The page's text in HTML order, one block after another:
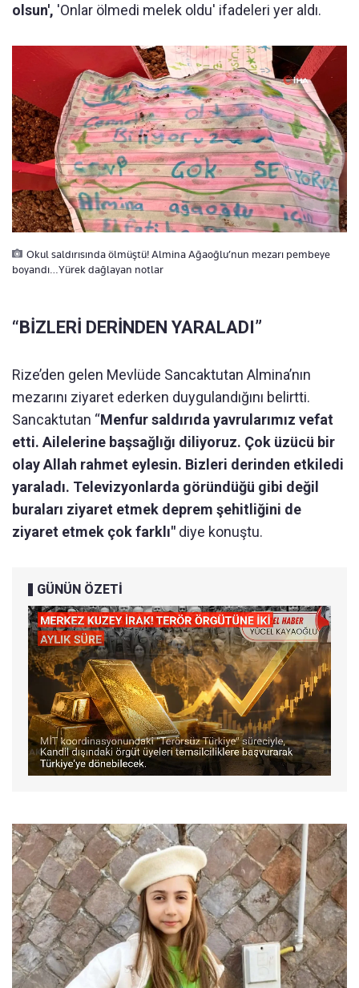
olsun', 'Onlar ölmedi melek oldu' ifadeleri yer aldı.
Okul saldırısında ölmüştü! Almina Ağaoğlu’nun mezarı pembeye
boyandı…Yürek dağlayan notlar
“BİZLERİ DERİNDEN YARALADI”
Rize’den gelen Mevlüde Sancaktutan Almina’nın
mezarını ziyaret ederken duygulandığını belirtti.
Sancaktutan “Menfur saldırıda yavrularımız vefat
etti. Ailelerine başsağlığı diliyoruz. Çok üzücü bir
olay Allah rahmet eylesin. Bizleri derinden etkiledi
yaraladı. Televizyonlarda göründüğü gibi değil
buraları ziyaret etmek deprem şehitliğini de
ziyaret etmek çok farklı" diye konuştu.
GÜNÜN ÖZETİ